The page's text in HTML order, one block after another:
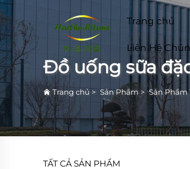
Trang chủ
Liên Hệ
Đồ uống sữa
Trang chủ> Sản Phẩm>Sản Phẩm
TẤT CẢ SẢN PHẨM